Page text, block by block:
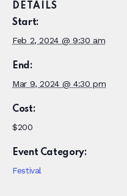
DETAILS
Start:
Feb 2, 2024 @ 9:30 am
End:
Mar 9, 2024 @ 4:30 pm
Cost:
$200
Event Category:
Festival